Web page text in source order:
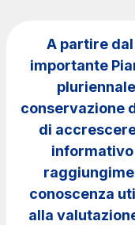
Sostenibilità
Media
Servizi al
Contratti e
A partire
importante
conservazione
di
conoscenza
alla